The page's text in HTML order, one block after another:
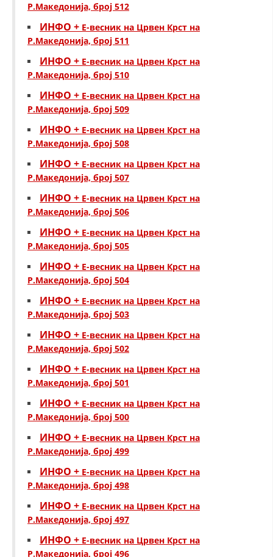
ОРГАНИЗАЦИЈА И РАЗВОЈ
СОБРАНИЕ
СТРУКТУРА И ОРГАНИЗАЦИОНА ПОСТАВЕНОСТ
MЕЃУНАРОДНО ХУМАНИТАРНО ПРАВО
ПРОМОЦИЈА НА ХУМАНИ ВРЕДНОСТИ
СОЦИЈАЛНО ХУМАНИТАРНА ДЕЈНОСТ
КАКО ДА ДОНИРАТЕ
ТИМОВИ НА ООЦК
СПАСИТЕЛНА СТАНИЦА ВОДНО
ОДНОСИ СО ЈАВНОСТ
ИСТРАЖУВАЊЕ НА ЈАВНО МИСЛЕЊЕ
ДОГОВОРИ
ЗНАЧЕЊЕ НА СЛУЖБАТА ЗА БАРАЊЕ
ЗДРАВСТВЕНО ПРЕВЕНТИВНА ДЕЈНОСТ
ПРВА ПОМОШ
Р.Македонија, број 512
ИНФО + Е-весник на Црвен Крст на
Р.Македонија, број 511
ИНФО + Е-весник на Црвен Крст на
Р.Македонија, број 510
ИНФО + Е-весник на Црвен Крст на
Р.Македонија, број 509
ИНФО + Е-весник на Црвен Крст на
Р.Македонија, број 508
ИНФО + Е-весник на Црвен Крст на
Р.Македонија, број 507
ИНФО + Е-весник на Црвен Крст на
Р.Македонија, број 506
ИНФО + Е-весник на Црвен Крст на
Р.Македонија, број 505
ИНФО + Е-весник на Црвен Крст на
Р.Македонија, број 504
ИНФО + Е-весник на Црвен Крст на
Р.Македонија, број 503
ИНФО + Е-весник на Црвен Крст на
Р.Македонија, број 502
ИНФО + Е-весник на Црвен Крст на
Р.Македонија, број 501
ИНФО + Е-весник на Црвен Крст на
Р.Македонија, број 500
ИНФО + Е-весник на Црвен Крст на
Р.Македонија, број 499
ИНФО + Е-весник на Црвен Крст на
Р.Македонија, број 498
ИНФО + Е-весник на Црвен Крст на
Р.Македонија, број 497
ИНФО + Е-весник на Црвен Крст на
Р.Македонија, број 496